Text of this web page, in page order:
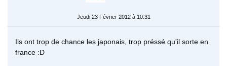
Jeudi 23 Février 2012 à 10:31
Ils ont trop de chance les japonais, trop préssé qu'il sorte en
france :D